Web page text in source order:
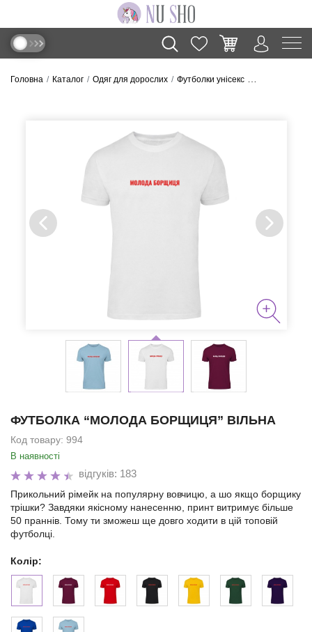
Головна Каталог Одяг для дорослих Футболки унісекс Футболка
ФУТБОЛКА “МОЛОДА БОРЩИЦЯ” ВІЛЬНА
Код товару: 994
В наявності
відгуків: 183
Прикольний рімейк на популярну вовчицю, а шо якщо борщику
трішки? Завдяки якісному нанесенню, принт витримує більше
50 праннів. Тому ти зможеш ще довго ходити в цій топовій
футболці.
Колір: